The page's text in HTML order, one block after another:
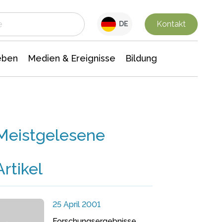
DE Kontakt
Medien & Ereignisse Bildung
25 April 2001